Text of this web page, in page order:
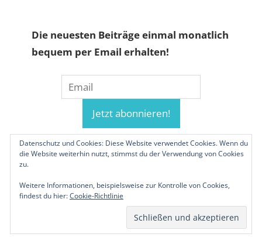
Die neuesten Beiträge einmal monatlich
bequem per Email erhalten!
© 2019-2026 Familienunternehmen.eu. Alle
Rechte vorbehalten.
Datenschutz und Cookies: Diese Website verwendet Cookies. Wenn du
die Website weiterhin nutzt, stimmst du der Verwendung von Cookies
zu.
Weitere Informationen, beispielsweise zur Kontrolle von Cookies,
findest du hier:Cookie-Richtlinie